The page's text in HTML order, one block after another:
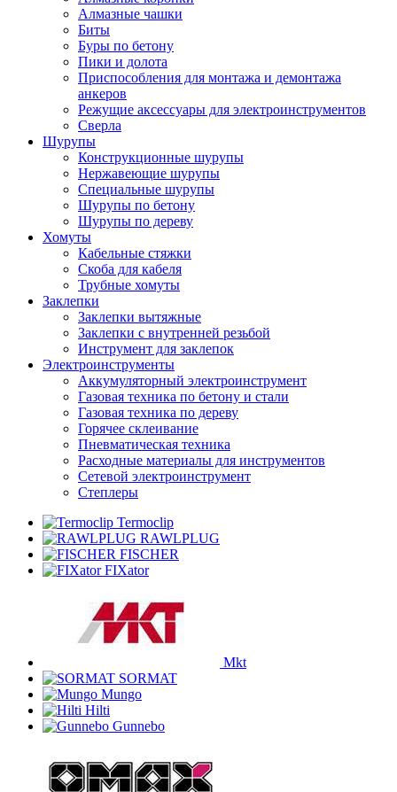
Алмазные чашки
Биты
Буры по бетону
Пики и долота
Приспособления для монтажа и демонтажа
анкеров
Режущие аксессуары для электроинструментов
Сверла
Шурупы
Конструкционные шурупы
Нержавеющие шурупы
Специальные шурупы
Шурупы по бетону
Шурупы по дереву
Хомуты
Кабельные стяжки
Скоба для кабеля
Трубные хомуты
Заклепки
Заклепки вытяжные
Заклепки с внутренней резьбой
Инструмент для заклепок
Электроинструменты
Аккумуляторный электроинструмент
Газовая техника по бетону и стали
Газовая техника по дереву
Горячее склеивание
Пневматическая техника
Расходные материалы для инструментов
Сетевой электроинструмент
Степлеры
Termoclip
RAWLPLUG
FISCHER
FIXator
Mkt
SORMAT
Mungo
Hilti
Gunnebo